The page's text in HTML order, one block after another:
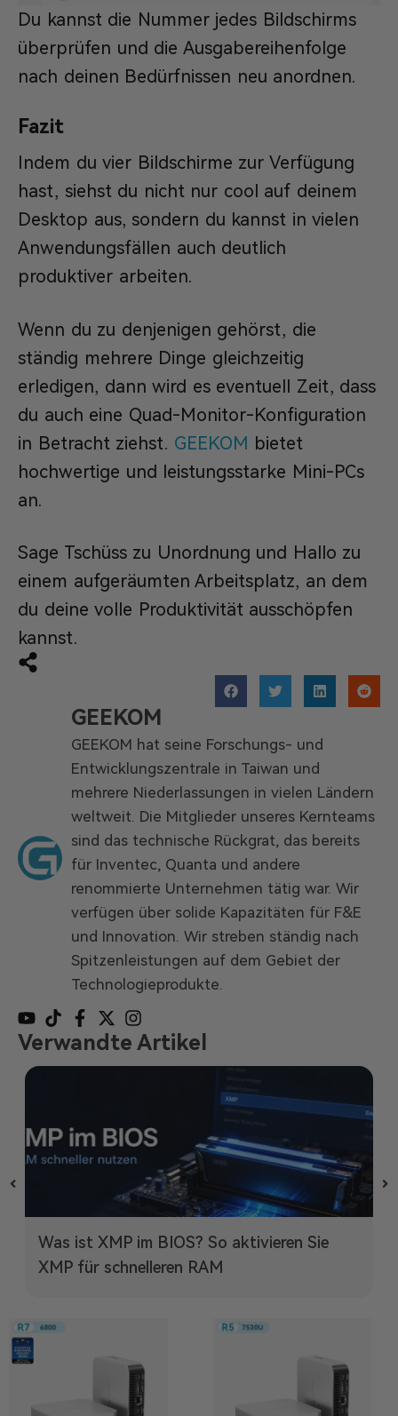
Du kannst die Nummer jedes Bildschirms
überprüfen und die Ausgabereihenfolge
nach deinen Bedürfnissen neu anordnen.
Fazit
Indem du vier Bildschirme zur Verfügung
hast, siehst du nicht nur cool auf deinem
Desktop aus, sondern du kannst in vielen
Anwendungsfällen auch deutlich
produktiver arbeiten.
Wenn du zu denjenigen gehörst, die
ständig mehrere Dinge gleichzeitig
erledigen, dann wird es eventuell Zeit, dass
du auch eine Quad-Monitor-Konfiguration
in Betracht ziehst. GEEKOM bietet
hochwertige und leistungsstarke Mini-PCs
an.
Sage Tschüss zu Unordnung und Hallo zu
einem aufgeräumten Arbeitsplatz, an dem
du deine volle Produktivität ausschöpfen
kannst.
GEEKOM
GEEKOM hat seine Forschungs- und
Entwicklungszentrale in Taiwan und
mehrere Niederlassungen in vielen Ländern
weltweit. Die Mitglieder unseres Kernteams
sind das technische Rückgrat, das bereits
für Inventec, Quanta und andere
renommierte Unternehmen tätig war. Wir
verfügen über solide Kapazitäten für F&E
und Innovation. Wir streben ständig nach
Spitzenleistungen auf dem Gebiet der
Technologieprodukte.
Verwandte Artikel
Was ist XMP im BIOS? So aktivieren Sie
XMP für schnelleren RAM